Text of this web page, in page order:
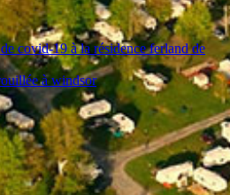
covid-19 à la résidence ferland de
à windsor